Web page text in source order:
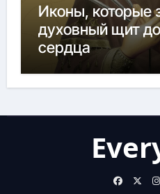
Иконы,
духовный щит
сердца